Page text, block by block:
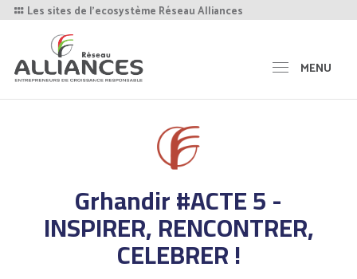
Les sites de l'ecosystème Réseau Alliances
MENU
Grhandir #ACTE 5 -
INSPIRER, RENCONTRER,
CELEBRER !